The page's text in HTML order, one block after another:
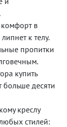
комфорт в
к телу.
пропитки
купить
больше десяти
креслу
стилей: